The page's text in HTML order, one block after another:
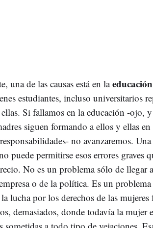
una de las causas está en laeducación
estudiantes, incluso universitarios
Si fallamos en la educación -ojo,
siguen formando a ellos y ellas
no avanzaremos.
puede permitirse esos errores graves
No es un problema sólo de llegar
o de la política. Es un
lucha por los derechos de las
demasiados, donde todavía la mujer